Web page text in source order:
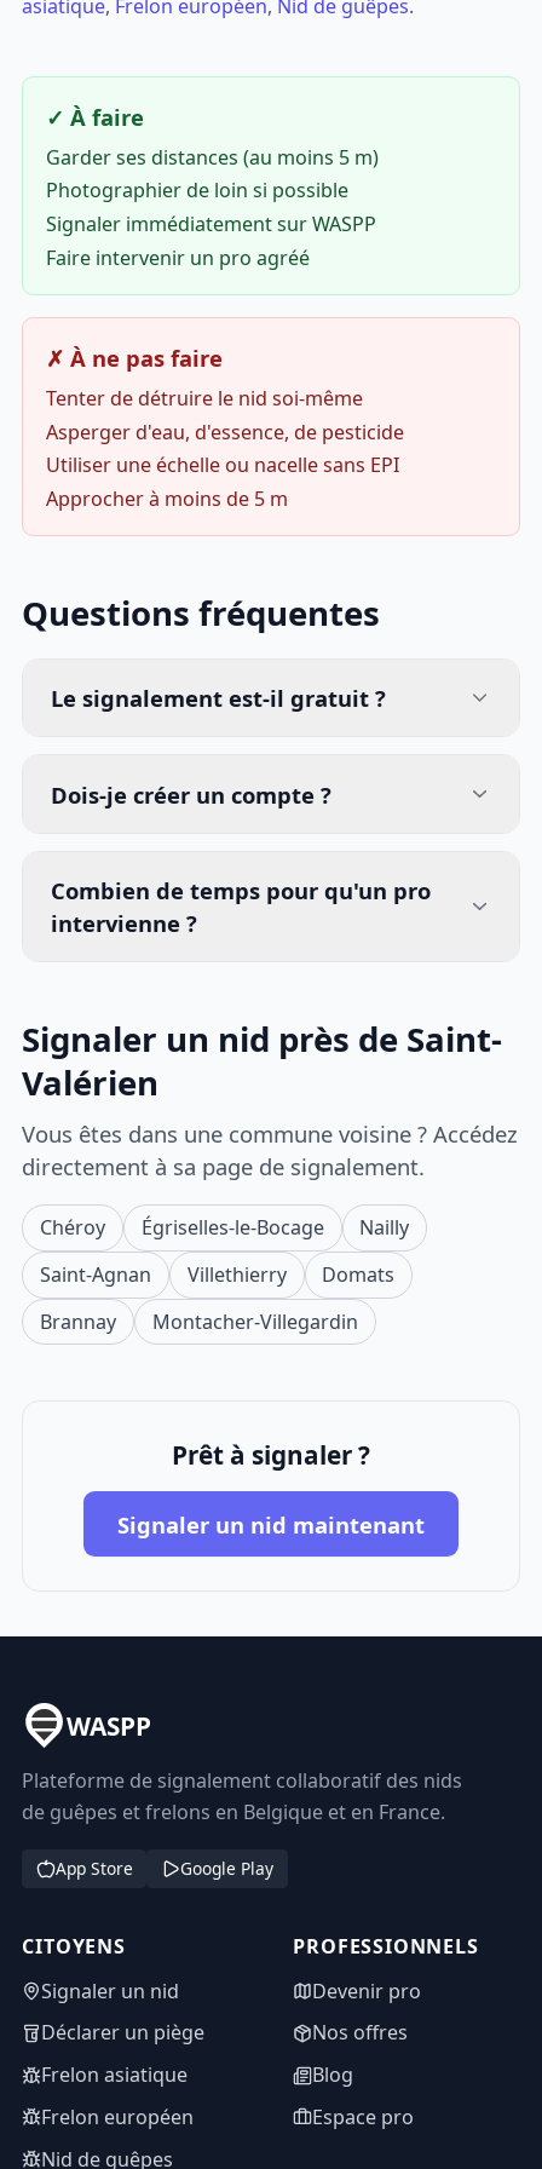
asiatique, Frelon européen, Nid de guêpes.
✓ À faire
Garder ses distances (au moins 5 m)
Photographier de loin si possible
Signaler immédiatement sur WASPP
Faire intervenir un pro agréé
✗ À ne pas faire
Tenter de détruire le nid soi-même
Asperger d'eau, d'essence, de pesticide
Utiliser une échelle ou nacelle sans EPI
Approcher à moins de 5 m
Questions fréquentes
Le signalement est-il gratuit ?
Dois-je créer un compte ?
Combien de temps pour qu'un pro
intervienne ?
Signaler un nid près de Saint-
Valérien
Vous êtes dans une commune voisine ? Accédez
directement à sa page de signalement.
Chéroy Égriselles-le-Bocage
Nailly
Saint-Agnan
Villethierry
Domats
Brannay
Montacher-Villegardin
Prêt à signaler ?
Signaler un nid maintenant
WASPP
Plateforme de signalement collaboratif des nids
de guêpes et frelons en Belgique et en France.
App Store Google Play
CITOYENS
Signaler un nid
Déclarer un piège
Frelon asiatique
Frelon européen
Nid de guêpes
PROFESSIONNELS
Devenir pro
Nos offres
Blog
Espace pro